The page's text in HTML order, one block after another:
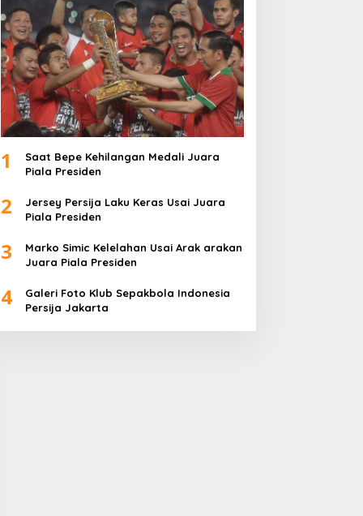
1
Saat Bepe Kehilangan Medali Juara
Piala Presiden
2
Jersey Persija Laku Keras Usai Juara
Piala Presiden
3
Marko Simic Kelelahan Usai Arak arakan
Juara Piala Presiden
4
Galeri Foto Klub Sepakbola Indonesia
Persija Jakarta